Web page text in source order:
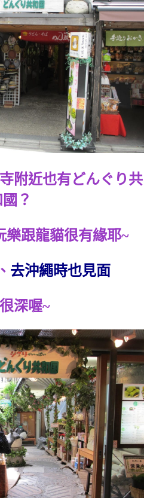
附近也有どんぐり共
？
樂跟龍貓很有緣耶~
、 去沖繩時也見面
深喔~